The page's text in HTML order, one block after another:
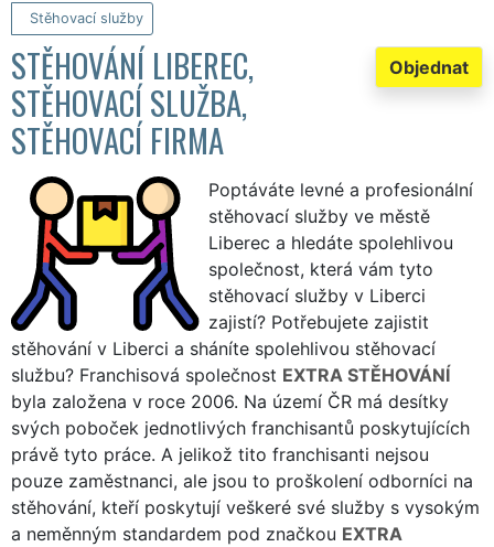
Stěhovací služby
Objednat
STĚHOVÁNÍ LIBEREC,
STĚHOVACÍ SLUŽBA,
STĚHOVACÍ FIRMA
Poptáváte levné a profesionální
stěhovací služby ve městě
Liberec a hledáte spolehlivou
společnost, která vám tyto
stěhovací služby v Liberci
zajistí? Potřebujete zajistit
stěhování v Liberci a sháníte spolehlivou stěhovací
službu? Franchisová společnost EXTRA STĚHOVÁNÍ
byla založena v roce 2006. Na území ČR má desítky
svých poboček jednotlivých franchisantů poskytujících
právě tyto práce. A jelikož tito franchisanti nejsou
pouze zaměstnanci, ale jsou to proškolení odborníci na
stěhování, kteří poskytují veškeré své služby s vysokým
a neměnným standardem pod značkou EXTRA